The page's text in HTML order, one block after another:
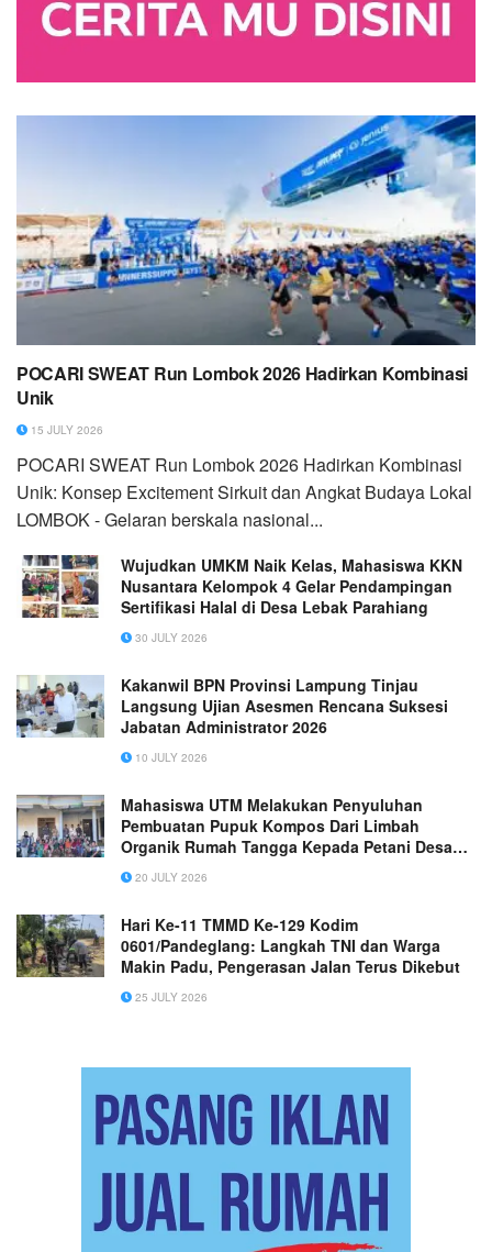
POCARI SWEAT Run Lombok 2026 Hadirkan Kombinasi
Unik
15 JULY 2026
POCARI SWEAT Run Lombok 2026 Hadirkan Kombinasi
Unik: Konsep Excitement Sirkuit dan Angkat Budaya Lokal
LOMBOK - Gelaran berskala nasional...
Wujudkan UMKM Naik Kelas, Mahasiswa KKN
Nusantara Kelompok 4 Gelar Pendampingan
Sertifikasi Halal di Desa Lebak Parahiang
30 JULY 2026
Kakanwil BPN Provinsi Lampung Tinjau
Langsung Ujian Asesmen Rencana Suksesi
Jabatan Administrator 2026
10 JULY 2026
Mahasiswa UTM Melakukan Penyuluhan
Pembuatan Pupuk Kompos Dari Limbah
Organik Rumah Tangga Kepada Petani Desa
Morombuh
20 JULY 2026
Hari Ke-11 TMMD Ke-129 Kodim
0601/Pandeglang: Langkah TNI dan Warga
Makin Padu, Pengerasan Jalan Terus Dikebut
25 JULY 2026